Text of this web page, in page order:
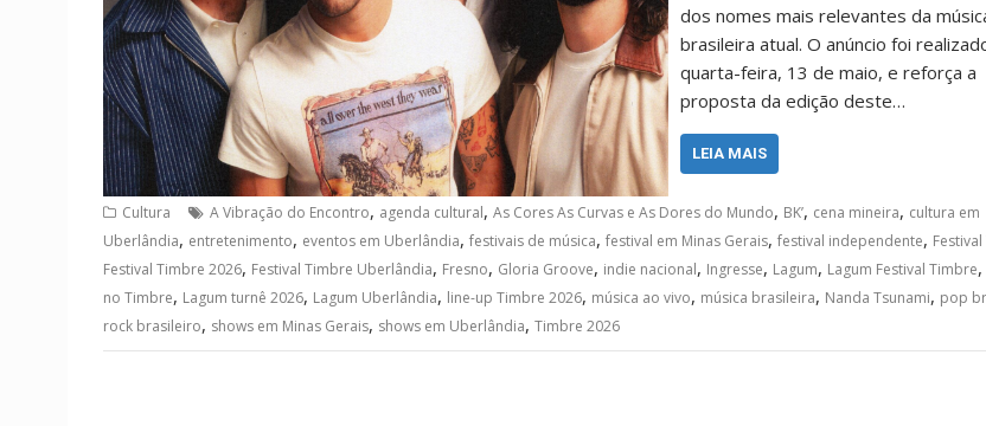
dos nomes mais relevantes da
brasileira atual. O anúncio foi
quarta-feira, 13 de maio, e reforça a
proposta da edição deste…
LEIA MAIS
Cultura A Vibração do Encontro, agenda cultural, As Cores As Curvas e As Dores do Mundo, BK’, cena mineira, cultura em
Uberlândia, entretenimento, eventos em Uberlândia, festivais de música, festival em Minas Gerais, festival independente,
Festival Timbre 2026, Festival Timbre Uberlândia, Fresno, Gloria Groove, indie nacional, Ingresse, Lagum, Lagum Festival Timbre,
no Timbre, Lagum turnê 2026, Lagum Uberlândia, line-up Timbre 2026, música ao vivo, música brasileira, Nanda Tsunami, pop
rock brasileiro, shows em Minas Gerais, shows em Uberlândia, Timbre 2026